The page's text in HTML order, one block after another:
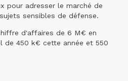
pour adresser le marché de
sensibles de défense.
d'affaires de 6 M€ en
de 450 k€ cette année et 550